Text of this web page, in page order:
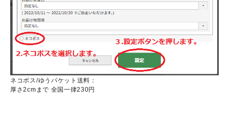
ネコポス/ゆうパケット送料：
厚さ2cmまで 全国一律230円